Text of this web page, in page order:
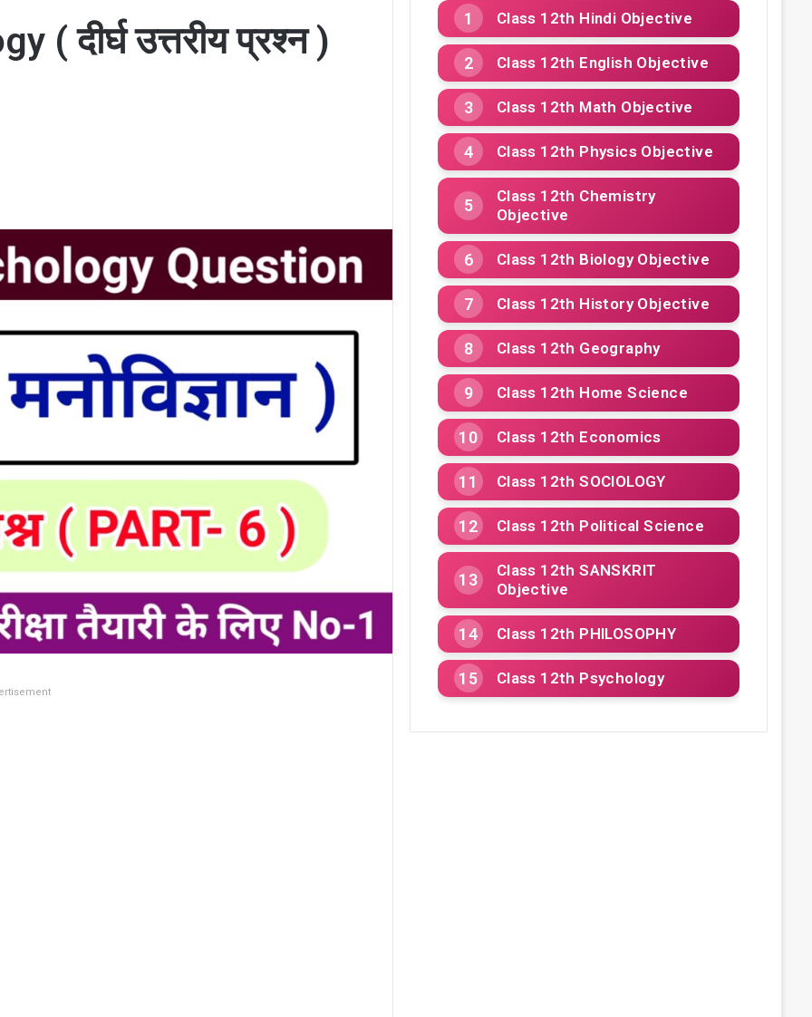
दीर्घ उत्तरीय प्रश्न )
Class 12th Hindi Objective
Class 12th English Objective
Class 12th Math Objective
Class 12th Physics Objective
Class 12th Chemistry
Objective
Class 12th Biology Objective
Class 12th History Objective
Class 12th Geography
Class 12th Home Science
Class 12th Economics
Class 12th SOCIOLOGY
Class 12th Political Science
Class 12th SANSKRIT
Objective
Class 12th PHILOSOPHY
Class 12th Psychology